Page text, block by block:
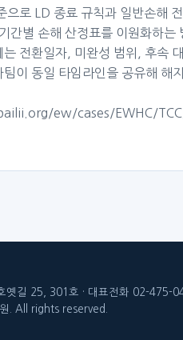
으로 LD 종료 규칙과 일반손해
간별 손해 산정표를 이원화하는
전환일자, 미완성 범위, 후속
팀이 동일 타임라인을 공유해 해
ew/cases/EWHC/
옛길 25, 301호 · 대표전화 02-475-
. All rights reserved.